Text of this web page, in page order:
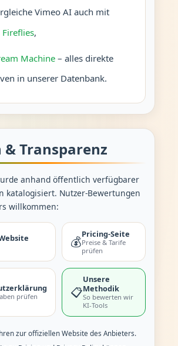
Vimeo AI auch mit
Fireflies,
Machine– alles direkte
in unserer Datenbank.
& Transparenz
anhand öffentlich verfügbarer
katalogisiert. Nutzer-Bewertungen
willkommen:
💰
Pricing-Seite
Preise & Tarife
prüfen
prüfen 📋
Unsere
Methodik
So bewerten wir
KI-Tools
zur offiziellen Website des Anbieters.